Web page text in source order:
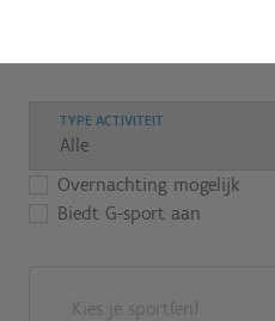
TYPE ACTIVITEIT
Overnachting mogelijk
Biedt G-sport aan
Kies je sport(en)